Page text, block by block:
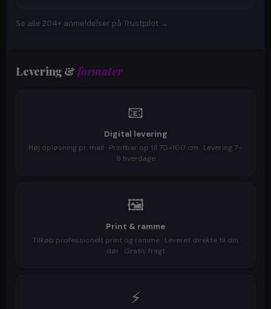
Se alle 204+ anmeldelser på Trustpilot →
Levering &formater
📧
Digital levering
Høj opløsning pr. mail · Printbar op til 70×100 cm · Levering 7–
9 hverdage
🖼️
Print & ramme
Tilkøb professionelt print og ramme · Leveret direkte til din
dør · Gratis fragt
⚡